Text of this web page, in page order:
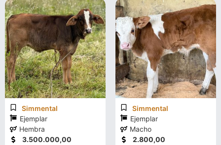
Simmental
Ejemplar
Hembra
3.500.000,00
Simmental
Ejemplar
Macho
2.800,00